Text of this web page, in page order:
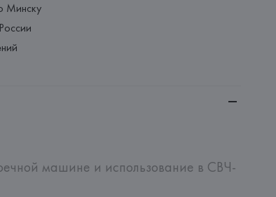
Минску
машине и использование в СВЧ-